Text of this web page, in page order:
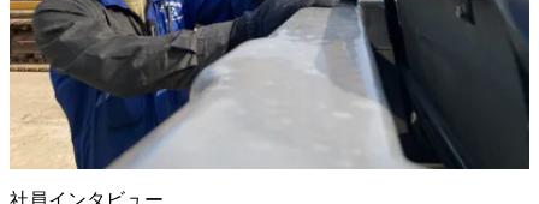
社員インタビュー